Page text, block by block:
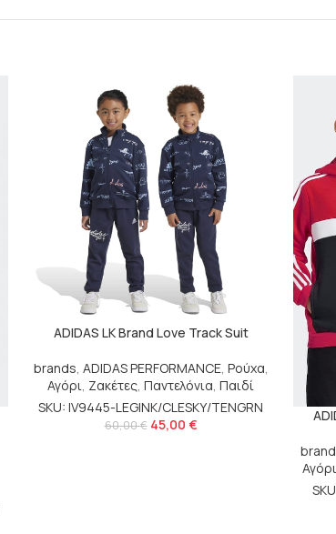
ADIDAS LK Brand Love Track Suit
brands, ADIDAS PERFORMANCE, Ρούχα,
Αγόρι, Ζακέτες, Παντελόνια, Παιδί
SKU: IV9445-LEGINK/CLESKY/TENGRN
60,00€ 45,00 €
Αγόρι